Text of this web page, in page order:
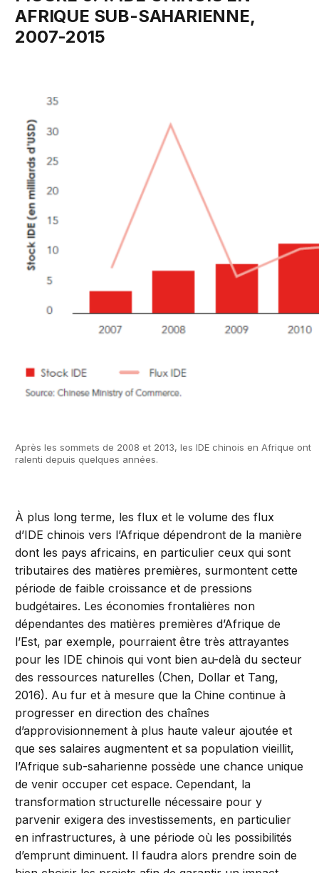
AFRIQUE SUB-SAHARIENNE,
2007-2015
Après les sommets de 2008 et 2013, les IDE chinois en Afrique ont
ralenti depuis quelques années.
À plus long terme, les flux et le volume des flux
d’IDE chinois vers l’Afrique dépendront de la manière
dont les pays africains, en particulier ceux qui sont
tributaires des matières premières, surmontent cette
période de faible croissance et de pressions
budgétaires. Les économies frontalières non
dépendantes des matières premières d’Afrique de
l’Est, par exemple, pourraient être très attrayantes
pour les IDE chinois qui vont bien au-delà du secteur
des ressources naturelles (Chen, Dollar et Tang,
2016). Au fur et à mesure que la Chine continue à
progresser en direction des chaînes
d’approvisionnement à plus haute valeur ajoutée et
que ses salaires augmentent et sa population vieillit,
l’Afrique sub-saharienne possède une chance unique
de venir occuper cet espace. Cependant, la
transformation structurelle nécessaire pour y
parvenir exigera des investissements, en particulier
en infrastructures, à une période où les possibilités
d’emprunt diminuent. Il faudra alors prendre soin de